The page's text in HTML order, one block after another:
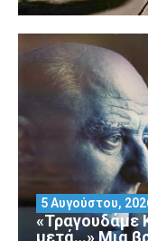
«Τραγουδάμε
μετά…» Μια
5 Αυγούστου,